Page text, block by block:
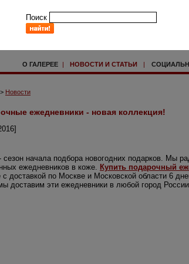
Поиск
О ГАЛЕРЕЕ | НОВОСТИ И СТАТЬИ |
> Новости
ежедневники - новая коллекция!
сезон начала подбора новогодних подарков. Мы
ежедневников в коже. Купить подарочный
с доставкой по Москве и Московской области 6
доставим эти ежедневники в любой город